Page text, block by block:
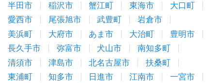
半田市 稲沢市 蟹江町 東海市
大口町
愛西市
尾張旭市 武豊町
岩倉市
美浜町
大府市 あま市 大治町
豊明市
長久手市
弥富市 犬山市
南知多町
清須市
津島市 北名古屋市
扶桑町
東浦町
知多市 日進市 江南市
一宮市